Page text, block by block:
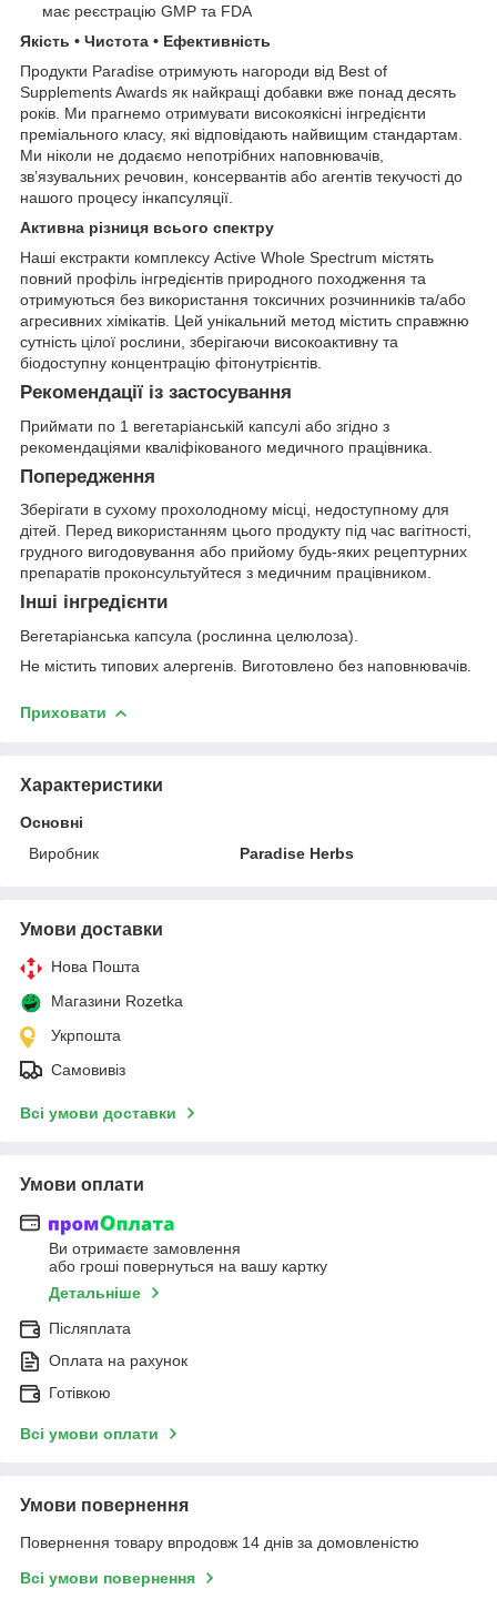
має реєстрацію GMP та FDA
Якість • Чистота • Ефективність
Продукти Paradise отримують нагороди від Best of
Supplements Awards як найкращі добавки вже понад десять
років. Ми прагнемо отримувати високоякісні інгредієнти
преміального класу, які відповідають найвищим стандартам.
Ми ніколи не додаємо непотрібних наповнювачів,
зв’язувальних речовин, консервантів або агентів текучості до
нашого процесу інкапсуляції.
Активна різниця всього спектру
Наші екстракти комплексу Active Whole Spectrum містять
повний профіль інгредієнтів природного походження та
отримуються без використання токсичних розчинників та/або
агресивних хімікатів. Цей унікальний метод містить справжню
сутність цілої рослини, зберігаючи високоактивну та
біодоступну концентрацію фітонутрієнтів.
Рекомендації із застосування
Приймати по 1 вегетаріанській капсулі або згідно з
рекомендаціями кваліфікованого медичного працівника.
Попередження
Зберігати в сухому прохолодному місці, недоступному для
дітей. Перед використанням цього продукту під час вагітності,
грудного вигодовування або прийому будь-яких рецептурних
препаратів проконсультуйтеся з медичним працівником.
Інші інгредієнти
Вегетаріанська капсула (рослинна целюлоза).
Не містить типових алергенів. Виготовлено без наповнювачів.
Приховати
Характеристики
Основні
Виробник
Paradise Herbs
Умови доставки
Нова Пошта
Магазини Rozetka
Укрпошта
Самовивіз
Всі умови доставки
Умови оплати
Ви отримаєте замовлення
або гроші повернуться на вашу картку
Детальніше
Післяплата
Оплата на рахунок
Готівкою
Всі умови оплати
Умови повернення
Повернення товару впродовж 14 днів за домовленістю
Всі умови повернення